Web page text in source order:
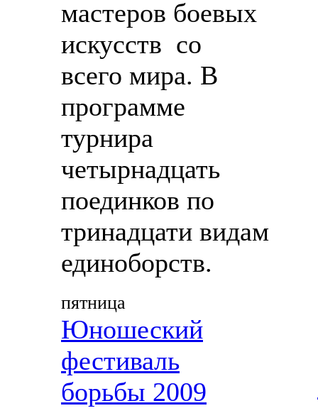
мастеров боевых
искусств со
всего мира. В
программе
турнира
четырнадцать
поединков по
тринадцати видам
единоборств.
пятница
Юношеский
фестиваль
борьбы 2009